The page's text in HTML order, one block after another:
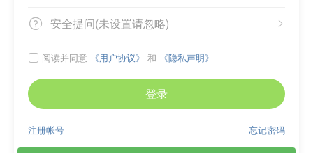
 
安全提问(未设置请忽略)
 阅读并同意 《用户协议》 和 《隐私声明》
登录
忘记密码
注册帐号